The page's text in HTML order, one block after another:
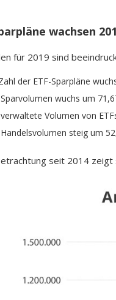
wachsen
für 2019 sind
der ETF-Sparpläne
wuchs um
Volumen von
steig um
seit 2014 zeigt